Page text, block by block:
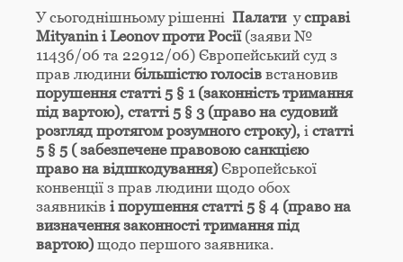
У сьогоднішньому рішенні Палатиусправі
MityaninіLeonov проти Росії(заяви №
11436/06 та 22912/06) Європейський суд з
прав людини більшістю голосів встановив
порушення статті 5 § 1 (законність тримання
під вартою), статті 5 § 3 (право на судовий
розгляд протягом розумного строку), і статті
5 § 5 ( забезпечене правовою санкцією
право на відшкодування) Європейської
конвенції з прав людини щодо обох
заявників і порушення статті 5 § 4 (право на
визначення законності тримання під
вартою) щодо першого заявника.